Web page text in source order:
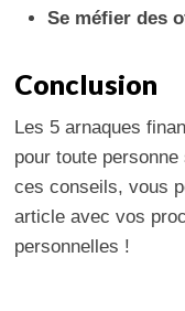
Se méfier des
Conclusion
Les 5 arnaques
pour toute
ces conseils, vous
article avec vos
personnelles !